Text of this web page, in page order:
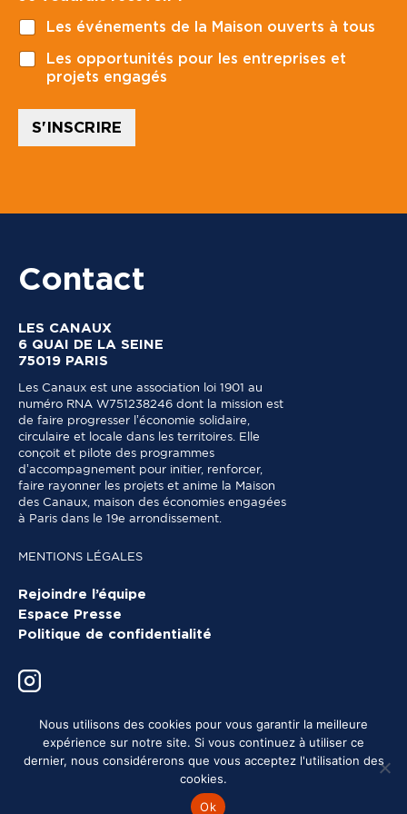
d
e
*
o
s
t
a
Les événements de la Maison ouverts à tous
Les opportunités pour les entreprises et
projets engagés
S'INSCRIRE
Contact
LES CANAUX
6 QUAI DE LA SEINE
75019 PARIS
Les Canaux est une association loi 1901 au
numéro RNA W751238246 dont la mission est
de faire progresser l’économie solidaire,
circulaire et locale dans les territoires. Elle
conçoit et pilote des programmes
d’accompagnement pour initier, renforcer,
faire rayonner les projets et anime la Maison
des Canaux, maison des économies engagées
à Paris dans le 19e arrondissement.
MENTIONS LÉGALES
Rejoindre l’équipe
Espace Presse
Politique de confidentialité
Nous utilisons des cookies pour vous garantir la meilleure
expérience sur notre site. Si vous continuez à utiliser ce
dernier, nous considérerons que vous acceptez l'utilisation des
cookies.
Ok